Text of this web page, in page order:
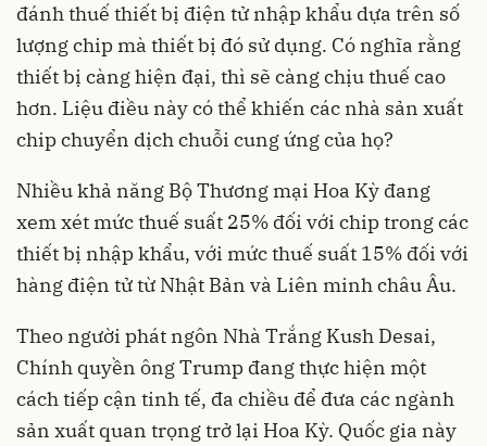
đánh thuế thiết bị điện tử nhập khẩu dựa trên số
lượng chip mà thiết bị đó sử dụng. Có nghĩa rằng
thiết bị càng hiện đại, thì sẽ càng chịu thuế cao
hơn. Liệu điều này có thể khiến các nhà sản xuất
chip chuyển dịch chuỗi cung ứng của họ?
Nhiều khả năng Bộ Thương mại Hoa Kỳ đang
xem xét mức thuế suất 25% đối với chip trong các
thiết bị nhập khẩu, với mức thuế suất 15% đối với
hàng điện tử từ Nhật Bản và Liên minh châu Âu.
Theo người phát ngôn Nhà Trắng Kush Desai,
Chính quyền ông Trump đang thực hiện một
cách tiếp cận tinh tế, đa chiều để đưa các ngành
sản xuất quan trọng trở lại Hoa Kỳ. Quốc gia này